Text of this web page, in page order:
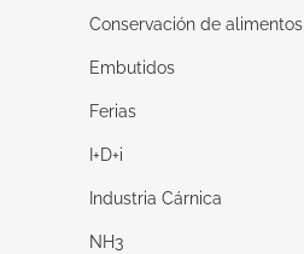
Conservación de alimentos
Embutidos
Ferias
I+D+i
Industria Cárnica
NH3